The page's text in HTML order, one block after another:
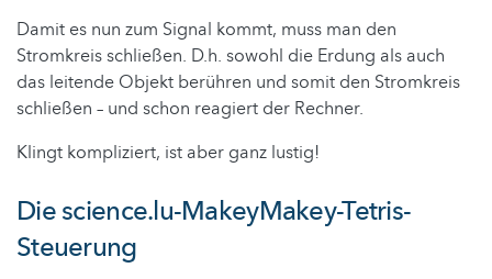
Damit es nun zum Signal kommt, muss man den
Stromkreis schließen. D.h. sowohl die Erdung als auch
das leitende Objekt berühren und somit den Stromkreis
schließen – und schon reagiert der Rechner.
Klingt kompliziert, ist aber ganz lustig!
Die science.lu-MakeyMakey-Tetris-
Steuerung